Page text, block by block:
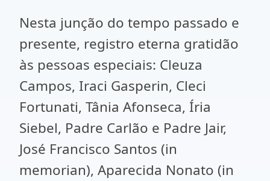
Nesta junção do tempo passado e
presente, registro eterna gratidão
às pessoas especiais: Cleuza
Campos, Iraci Gasperin, Cleci
Fortunati, Tânia Afonseca, Íria
Siebel, Padre Carlão e Padre Jair,
José Francisco Santos (in
memorian), Aparecida Nonato (in